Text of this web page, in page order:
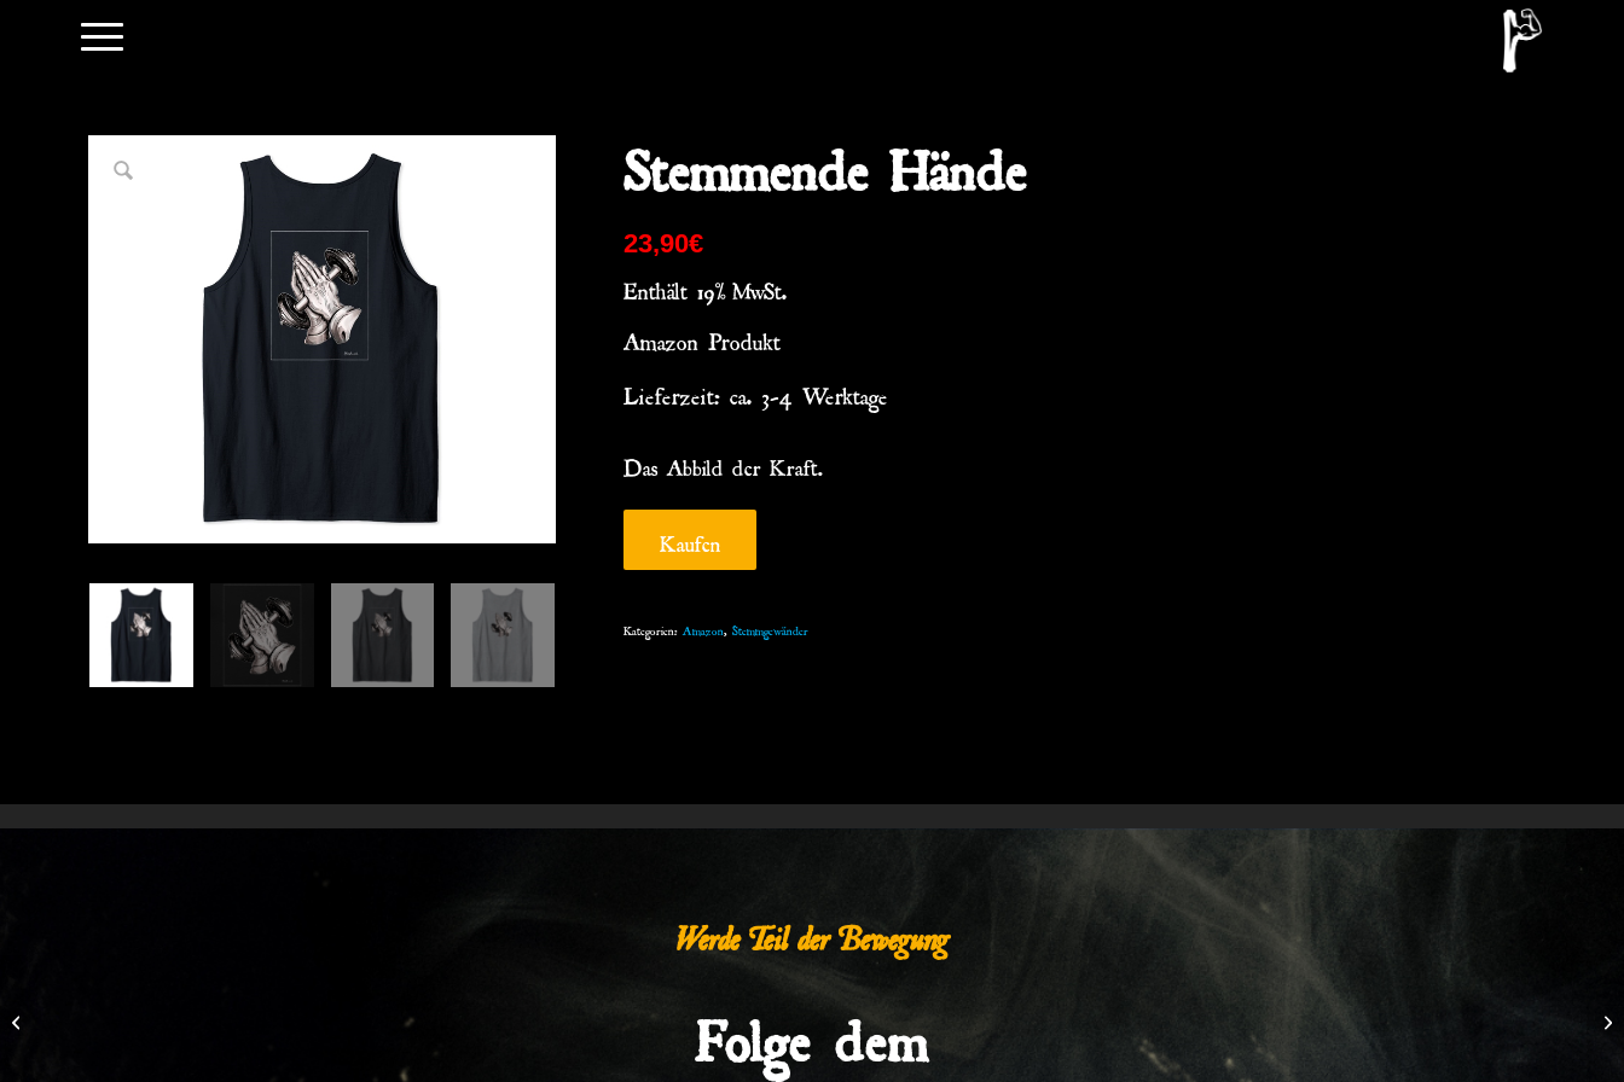
Stemmende Hände
23,90€
Enthält 19% MwSt.
Amazon Produkt
Lieferzeit: ca. 3-4 Werktage
Das Abbild der Kraft.
Kaufen
Kategorien: Amazon ,Stemmgewänder
Werde Teil der Bewegung
Folge dem